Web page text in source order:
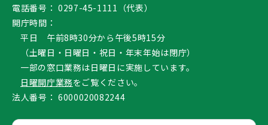
電話番号： 0297-45-1111（代表）
開庁時間：
平日 午前8時30分から午後5時15分
（土曜日・日曜日・祝日・年末年始は閉庁）
一部の窓口業務は日曜日に実施しています。
日曜開庁業務をご覧ください。
法人番号： 6000020082244